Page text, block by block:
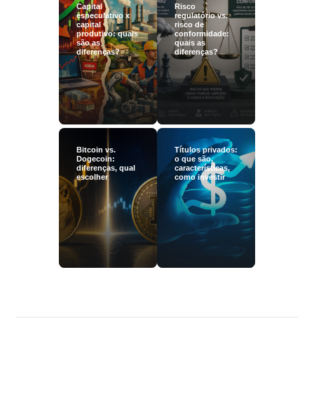
Capital
especulativo x
capital
produtivo: quais
são as
diferenças?
Risco
regulatório vs.
risco de
conformidade:
quais as
diferenças?
Bitcoin vs.
Dogecoin:
diferenças, qual
escolher
Títulos privados:
o que são,
características,
como investir